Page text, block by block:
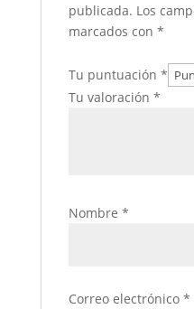
publicada. Los
marcados con *
Tu puntuación *
Tu valoración *
Nombre *
Correo electrónico *